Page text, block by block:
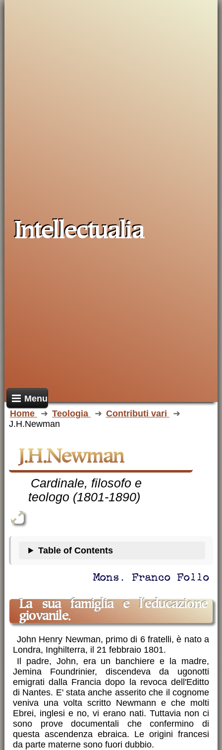
Intellectualia
Menu
Home
Teologia
Contributi vari
J.H.Newman
J.H.Newman
Cardinale, filosofo e
teologo (1801-1890)
Table of Contents
Mons. Franco Follo
La sua famiglia e l'educazione
giovanile.
John Henry Newman, primo di 6 fratelli, è nato a
Londra, Inghilterra, il 21 febbraio 1801.
Il padre, John, era un banchiere e la madre,
Jemina Foundrinier, discendeva da ugonotti
emigrati dalla Francia dopo la revoca dell'Editto
di Nantes. E' stata anche asserito che il cognome
veniva una volta scritto Newmann e che molti
Ebrei, inglesi e no, vi erano nati. Tuttavia non ci
sono prove documentali che confermino di
questa ascendenza ebraica. Le origini francesi
da parte materne sono fuori dubbio.